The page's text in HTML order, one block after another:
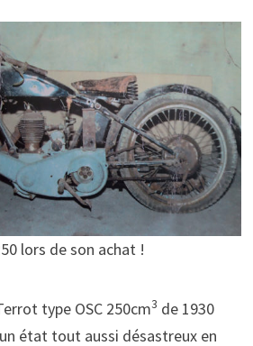
lors de son achat !
type OSC 250cm3 de 1930
état tout aussi désastreux en